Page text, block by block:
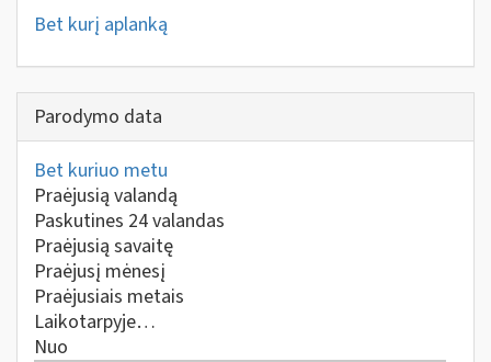
Bet kurį aplanką
Parodymo data
Bet kuriuo metu
Praėjusią valandą
Paskutines 24 valandas
Praėjusią savaitę
Praėjusį mėnesį
Praėjusiais metais
Laikotarpyje…
Nuo